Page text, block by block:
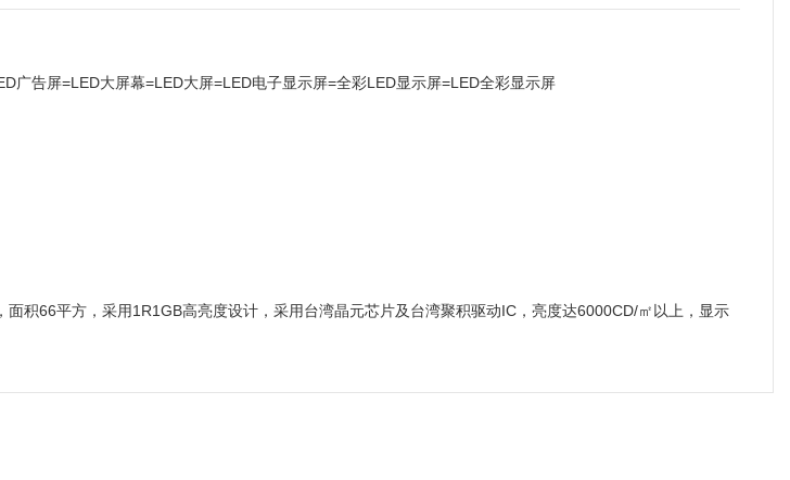
广告屏=LED大屏幕=LED大屏=LED电子显示屏=全彩LED显示屏=LED全彩显示屏
面积66平方，采用1R1GB高亮度设计，采用台湾晶元芯片及台湾聚积驱动IC，亮度达6000CD/㎡以上，显示